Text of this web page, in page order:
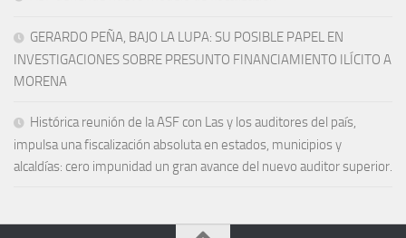
GERARDO PEÑA, BAJO LA LUPA: SU POSIBLE PAPEL EN
INVESTIGACIONES SOBRE PRESUNTO FINANCIAMIENTO ILÍCITO A
MORENA
Histórica reunión de la ASF con Las y los auditores del país,
impulsa una fiscalización absoluta en estados, municipios y
alcaldías: cero impunidad un gran avance del nuevo auditor superior.